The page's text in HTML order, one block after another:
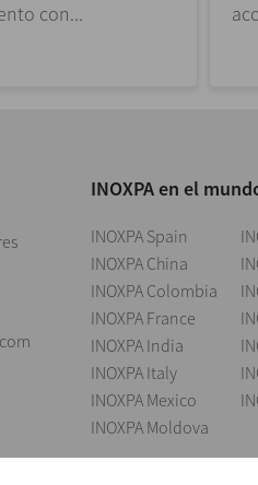
con...
INOXPA en el
INOXPA Spain
INOXPA China
INOXPA Colombia
INOXPA France
INOXPA India
INOXPA Italy
INOXPA Mexico
INOXPA Moldova